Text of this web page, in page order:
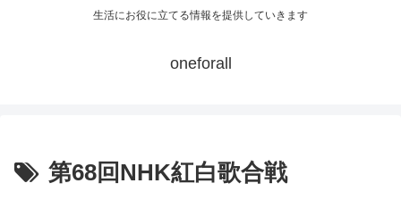
生活にお役に立てる情報を提供していきます
oneforall
第68回NHK紅白歌合戦